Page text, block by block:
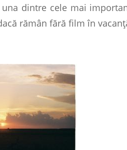
una dintre cele mai
rămân fără film în